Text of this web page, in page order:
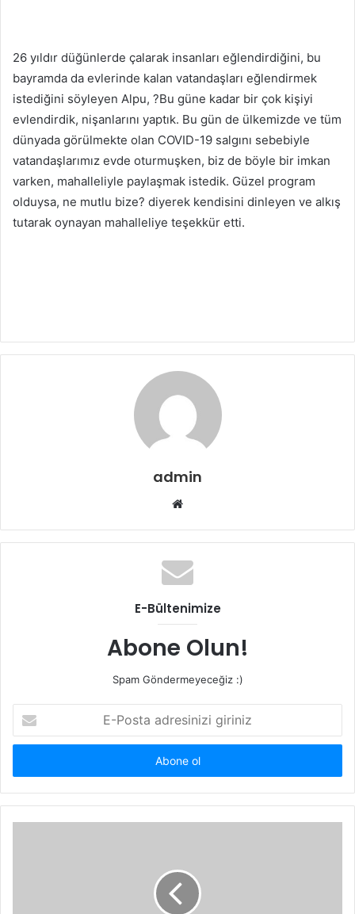
26 yıldır düğünlerde çalarak insanları eğlendirdiğini, bu
bayramda da evlerinde kalan vatandaşları eğlendirmek
istediğini söyleyen Alpu, ?Bu güne kadar bir çok kişiyi
evlendirdik, nişanlarını yaptık. Bu gün de ülkemizde ve tüm
dünyada görülmekte olan COVID-19 salgını sebebiyle
vatandaşlarımız evde oturmuşken, biz de böyle bir imkan
varken, mahalleliyle paylaşmak istedik. Güzel program
olduysa, ne mutlu bize? diyerek kendisini dinleyen ve alkış
tutarak oynayan mahalleliye teşekkür etti.
admin
Web
E-Bültenimize
Abone Olun!
Spam Göndermeyeceğiz :)
Posta
adresinizi